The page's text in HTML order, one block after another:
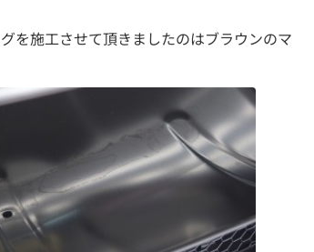
を施工させて頂きましたのはブラウンのマ